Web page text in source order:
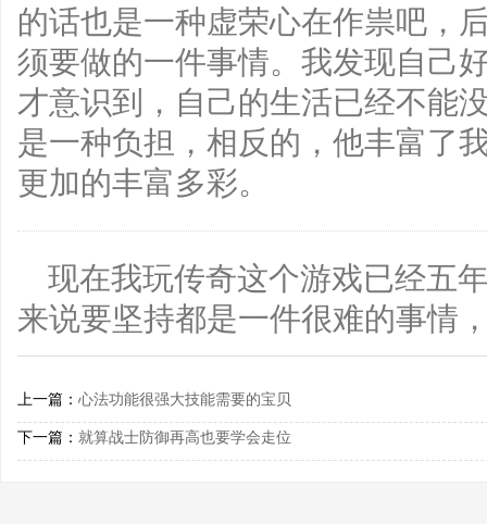
的话也是一种虚荣心在作祟吧，
须要做的一件事情。我发现自己
才意识到，自己的生活已经不能
是一种负担，相反的，他丰富了
更加的丰富多彩。
现在我玩传奇这个游戏已经五
来说要坚持都是一件很难的事情
上一篇： 心法功能很强大技能需要的宝贝
下一篇： 就算战士防御再高也要学会走位